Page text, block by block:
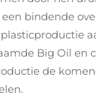
bindende
Big Oil en
de